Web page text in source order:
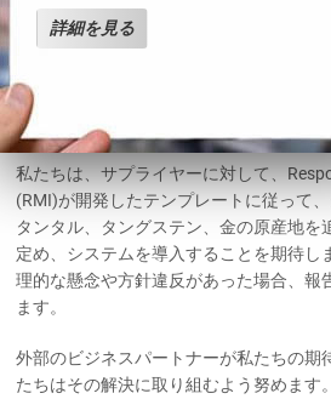
装集団の資金源となっていないことを
ェーン全体にわたって措置を講じてい
として、私たちは生産する製品につい
い、、定められたプロセスと手順に沿っ
ーディリジェンスを実施しています。
私たちは、サプライヤーに対して、
(RMI)が開発したテンプレートに従って
タンタル、タングステン、金の原産地を
定め、システムを導入することを期待し
理的な懸念や方針違反があった場合、報
ます。
外部のビジネスパートナーが私たちの期
たちはその解決に取り組むよう努めます
詳細を見る